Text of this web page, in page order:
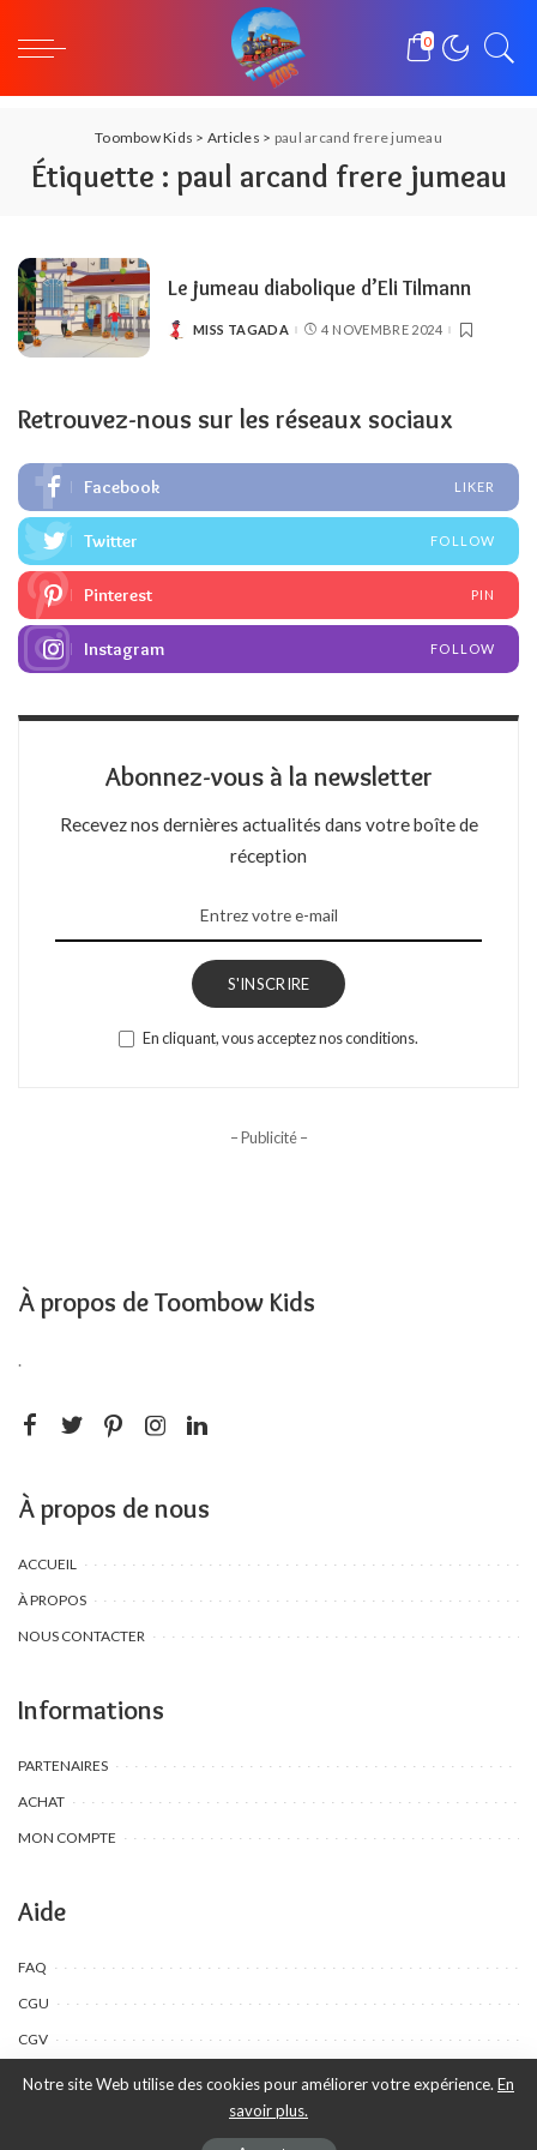
0
Toombow Kids > Articles > paul arcand frere jumeau
Étiquette : paul arcand frere jumeau
Le jumeau diabolique d’Eli Tilmann
POSTED
MISS TAGADA 4 NOVEMBRE 2024
Retrouvez-nous sur les réseaux sociaux
Facebook LIKER
Twitter FOLLOW
Pinterest PIN
Instagram FOLLOW
Abonnez-vous à la newsletter
Recevez nos dernières actualités dans votre boîte de
réception
S'INSCRIRE
En cliquant, vous acceptez nos conditions.
– Publicité –
À propos de Toombow Kids
.
À propos de nous
ACCUEIL
À PROPOS
NOUS CONTACTER
Informations
PARTENAIRES
ACHAT
MON COMPTE
Aide
FAQ
CGU
CGV
©Toombow Kids, 2022 - 2024 - Tous droits réservés | Créé par Ewing
Notre site Web utilise des cookies pour améliorer votre expérience. En
savoir plus.